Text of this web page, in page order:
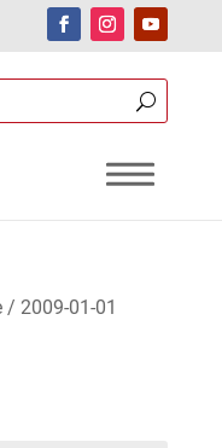
2009-01-01